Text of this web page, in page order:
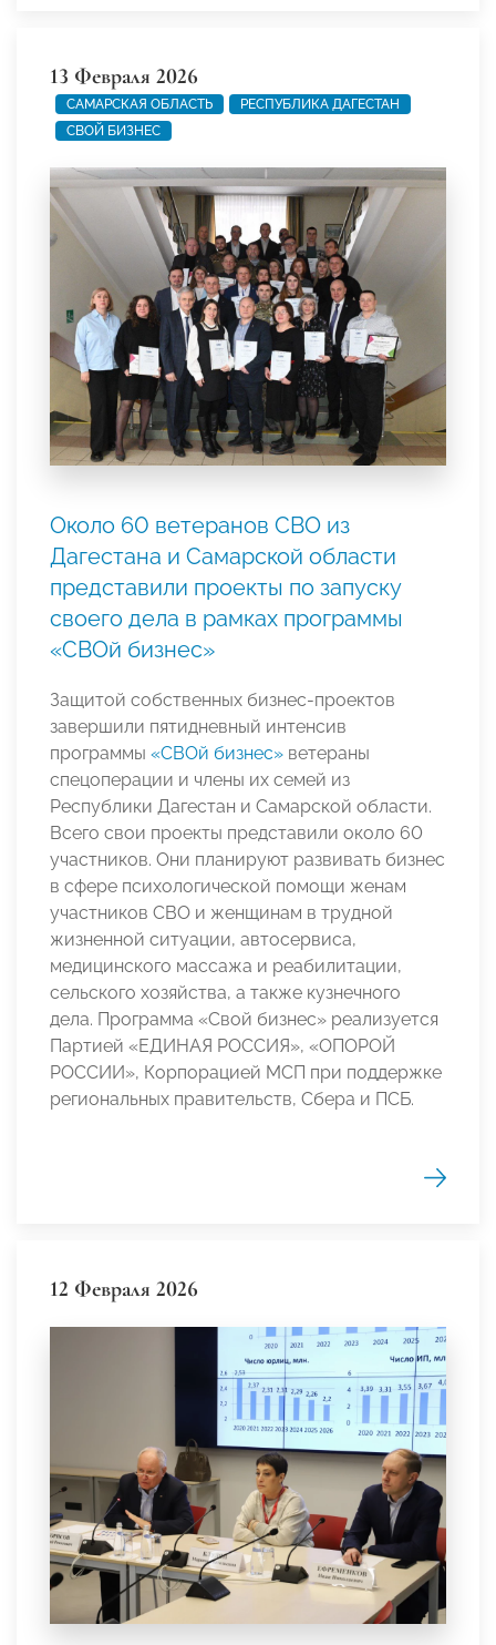
13 Февраля 2026
САМАРСКАЯ ОБЛАСТЬ
РЕСПУБЛИКА ДАГЕСТАН
СВОЙ БИЗНЕС
Около 60 ветеранов СВО из
Дагестана и Самарской области
представили проекты по запуску
своего дела в рамках программы
«СВОй бизнес»
Защитой собственных бизнес-проектов
завершили пятидневный интенсив
программы «СВОй бизнес» ветераны
спецоперации и члены их семей из
Республики Дагестан и Самарской области.
Всего свои проекты представили около 60
участников. Они планируют развивать бизнес
в сфере психологической помощи женам
участников СВО и женщинам в трудной
жизненной ситуации, автосервиса,
медицинского массажа и реабилитации,
сельского хозяйства, а также кузнечного
дела. Программа «Свой бизнес» реализуется
Партией «ЕДИНАЯ РОССИЯ», «ОПОРОЙ
РОССИИ», Корпорацией МСП при поддержке
региональных правительств, Сбера и ПСБ.
12 Февраля 2026